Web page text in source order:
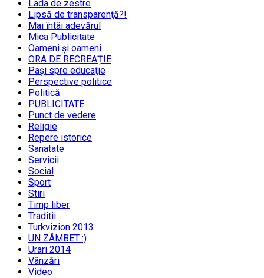
Lada de zestre
Lipsă de transparenţă?!
Mai întâi adevărul
Mica Publicitate
Oameni şi oameni
ORA DE RECREAȚIE
Paşi spre educaţie
Perspective politice
Politică
PUBLICITATE
Punct de vedere
Religie
Repere istorice
Sanatate
Servicii
Social
Sport
Stiri
Timp liber
Traditii
Turkvizion 2013
UN ZÂMBET :)
Urari 2014
Vânzări
Video